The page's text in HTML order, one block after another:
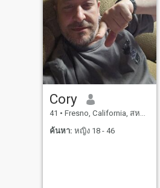
Cory
41 • Fresno, California, สหรัฐอเมริกา
ค้นหา: หญิง 18 - 46